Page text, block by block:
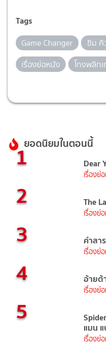
Tags
Game Changer ซิม คิ
เรื่องย่อหนัง
โกงพลิก
ยอดนิยมในตอนนี้
1 Dear
เรื่องย่
2 The
เรื่องย่
3 คำสา
เรื่องย่
4 อ้ายต้
เรื่องย่
5 แมน
เรื่องย่